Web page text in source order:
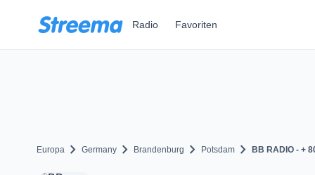
Radio Favoriten
Europa chevron_right Germany chevron_right Brandenburg chevron_right Potsdam chevron_right BB RADIO - +